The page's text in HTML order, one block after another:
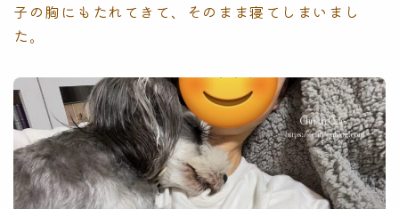
子の胸にもたれてきて、そのまま寝てしまいまし
た。